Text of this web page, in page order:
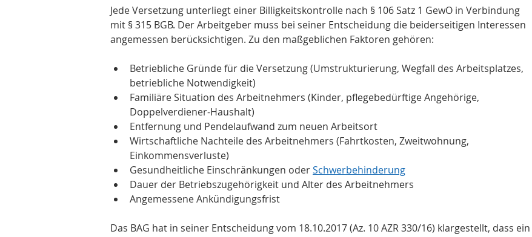
Jede Versetzung unterliegt einer Billigkeitskontrolle nach § 106 Satz 1 GewO in Verbindung
mit § 315 BGB. Der Arbeitgeber muss bei seiner Entscheidung die beiderseitigen Interessen
angemessen berücksichtigen. Zu den maßgeblichen Faktoren gehören:
Betriebliche Gründe für die Versetzung (Umstrukturierung, Wegfall des Arbeitsplatzes,
betriebliche Notwendigkeit)
Familiäre Situation des Arbeitnehmers (Kinder, pflegebedürftige Angehörige,
Doppelverdiener-Haushalt)
Entfernung und Pendelaufwand zum neuen Arbeitsort
Wirtschaftliche Nachteile des Arbeitnehmers (Fahrtkosten, Zweitwohnung,
Einkommensverluste)
Gesundheitliche Einschränkungen oder Schwerbehinderung
Dauer der Betriebszugehörigkeit und Alter des Arbeitnehmers
Angemessene Ankündigungsfrist
Das BAG hat in seiner Entscheidung vom 18.10.2017 (Az. 10 AZR 330/16) klargestellt, dass ein